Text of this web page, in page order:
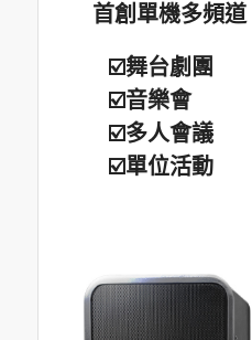
首創單機多頻
☑️舞台劇團
☑️音樂會
☑️多人會議
☑️單位活動